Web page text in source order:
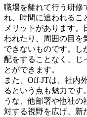
職場を離れて行う研修
れ、 時間に追われるこ
メリットがあります
われたり、周囲の目を
できないものです。し
配をすることなく、じ
とができます。
また、Off-JTは、社内
るという点も魅力です
うな、他部署や他社の
対する視野を広げ、新